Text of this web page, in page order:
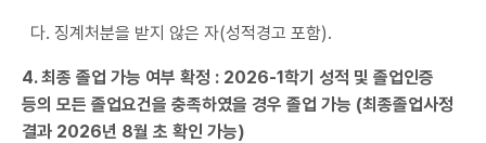
다. 징계처분을 받지 않은 자(성적경고 포함).
4. 최종 졸업 가능 여부 확정 : 2026-1학기 성적 및 졸업인증
등의 모든 졸업요건을 충족하였을 경우 졸업 가능 (최종졸업사정
결과 2026년 8월 초 확인 가능)